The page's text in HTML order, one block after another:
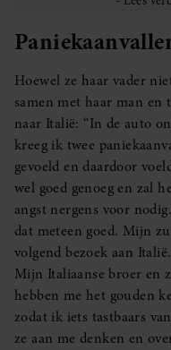
Hoewel ze haar vader
samen met haar man en
naar Italië: “In de auto
kreeg ik twee
gevoeld en daardoor
wel goed genoeg en zal
angst nergens voor
dat meteen goed. Mijn
volgend bezoek aan
Mijn Italiaanse broer en
hebben me het gouden
zodat ik iets tastbaars
ze aan me denken en